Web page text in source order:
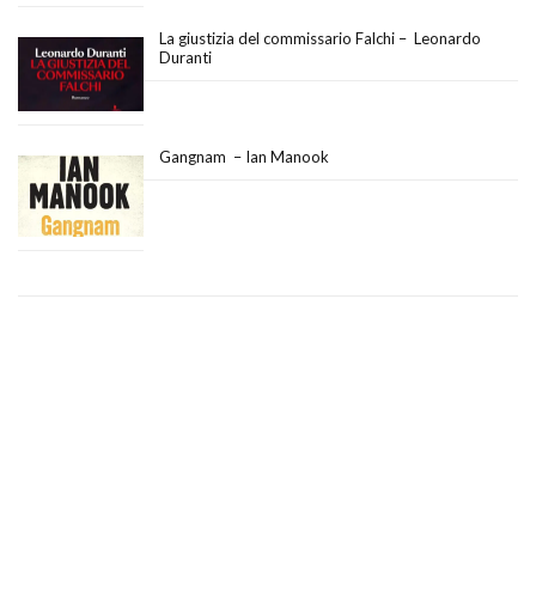
La giustizia del commissario Falchi – Leonardo
Duranti
Gangnam – Ian Manook